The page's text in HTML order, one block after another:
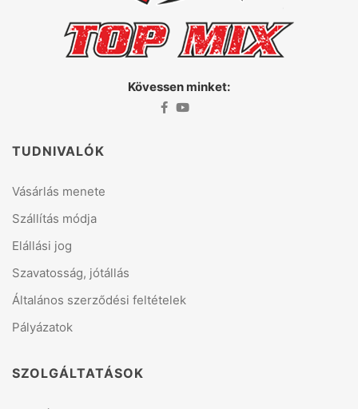
Kövessen minket:
TUDNIVALÓK
Vásárlás menete
Szállítás módja
Elállási jog
Szavatosság, jótállás
Általános szerződési feltételek
Pályázatok
SZOLGÁLTATÁSOK